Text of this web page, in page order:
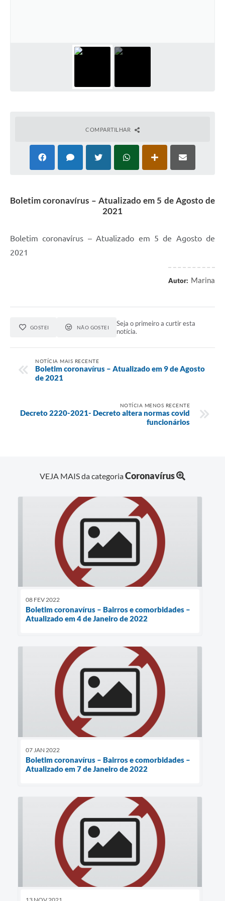
COMPARTILHAR
Boletim coronavírus – Atualizado em 5 de Agosto de
2021
Boletim coronavírus – Atualizado em 5 de Agosto de
2021
Autor: Marina
GOSTEI NÃO GOSTEI
Seja o primeiro a curtir esta
notícia.
NOTÍCIA MAIS RECENTE
Boletim coronavírus – Atualizado em 9 de Agosto
de 2021
NOTÍCIA MENOS RECENTE
Decreto 2220-2021- Decreto altera normas covid
funcionários
VEJA MAIS da categoriaCoronavírus
08 FEV 2022
Boletim coronavírus – Bairros e comorbidades –
Atualizado em 4 de Janeiro de 2022
07 JAN 2022
Boletim coronavírus – Bairros e comorbidades –
Atualizado em 7 de Janeiro de 2022